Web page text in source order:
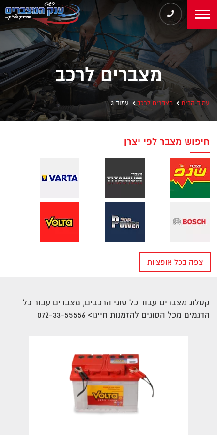
מצברים לרכב
עמוד הבית מצברים לרכב עמוד 3
חיפוש מצבר לפי יצרן
חיפוש מצבר לפי יצרן של רכב
צפה בכל אופציות
קטלוג מצברים עבור כל סוגי הרכבים, מצברים עבור כל
הדגמים מכל הסוגים להזמנות חייגו> 072-33-55556